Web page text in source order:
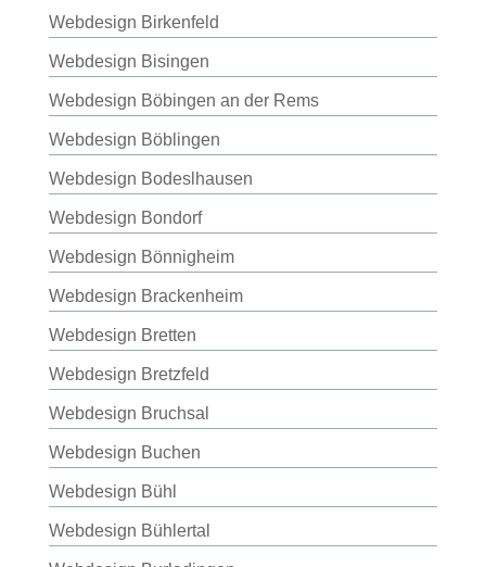
Webdesign Birkenfeld
Webdesign Bisingen
Webdesign Böbingen an der Rems
Webdesign Böblingen
Webdesign Bodeslhausen
Webdesign Bondorf
Webdesign Bönnigheim
Webdesign Brackenheim
Webdesign Bretten
Webdesign Bretzfeld
Webdesign Bruchsal
Webdesign Buchen
Webdesign Bühl
Webdesign Bühlertal